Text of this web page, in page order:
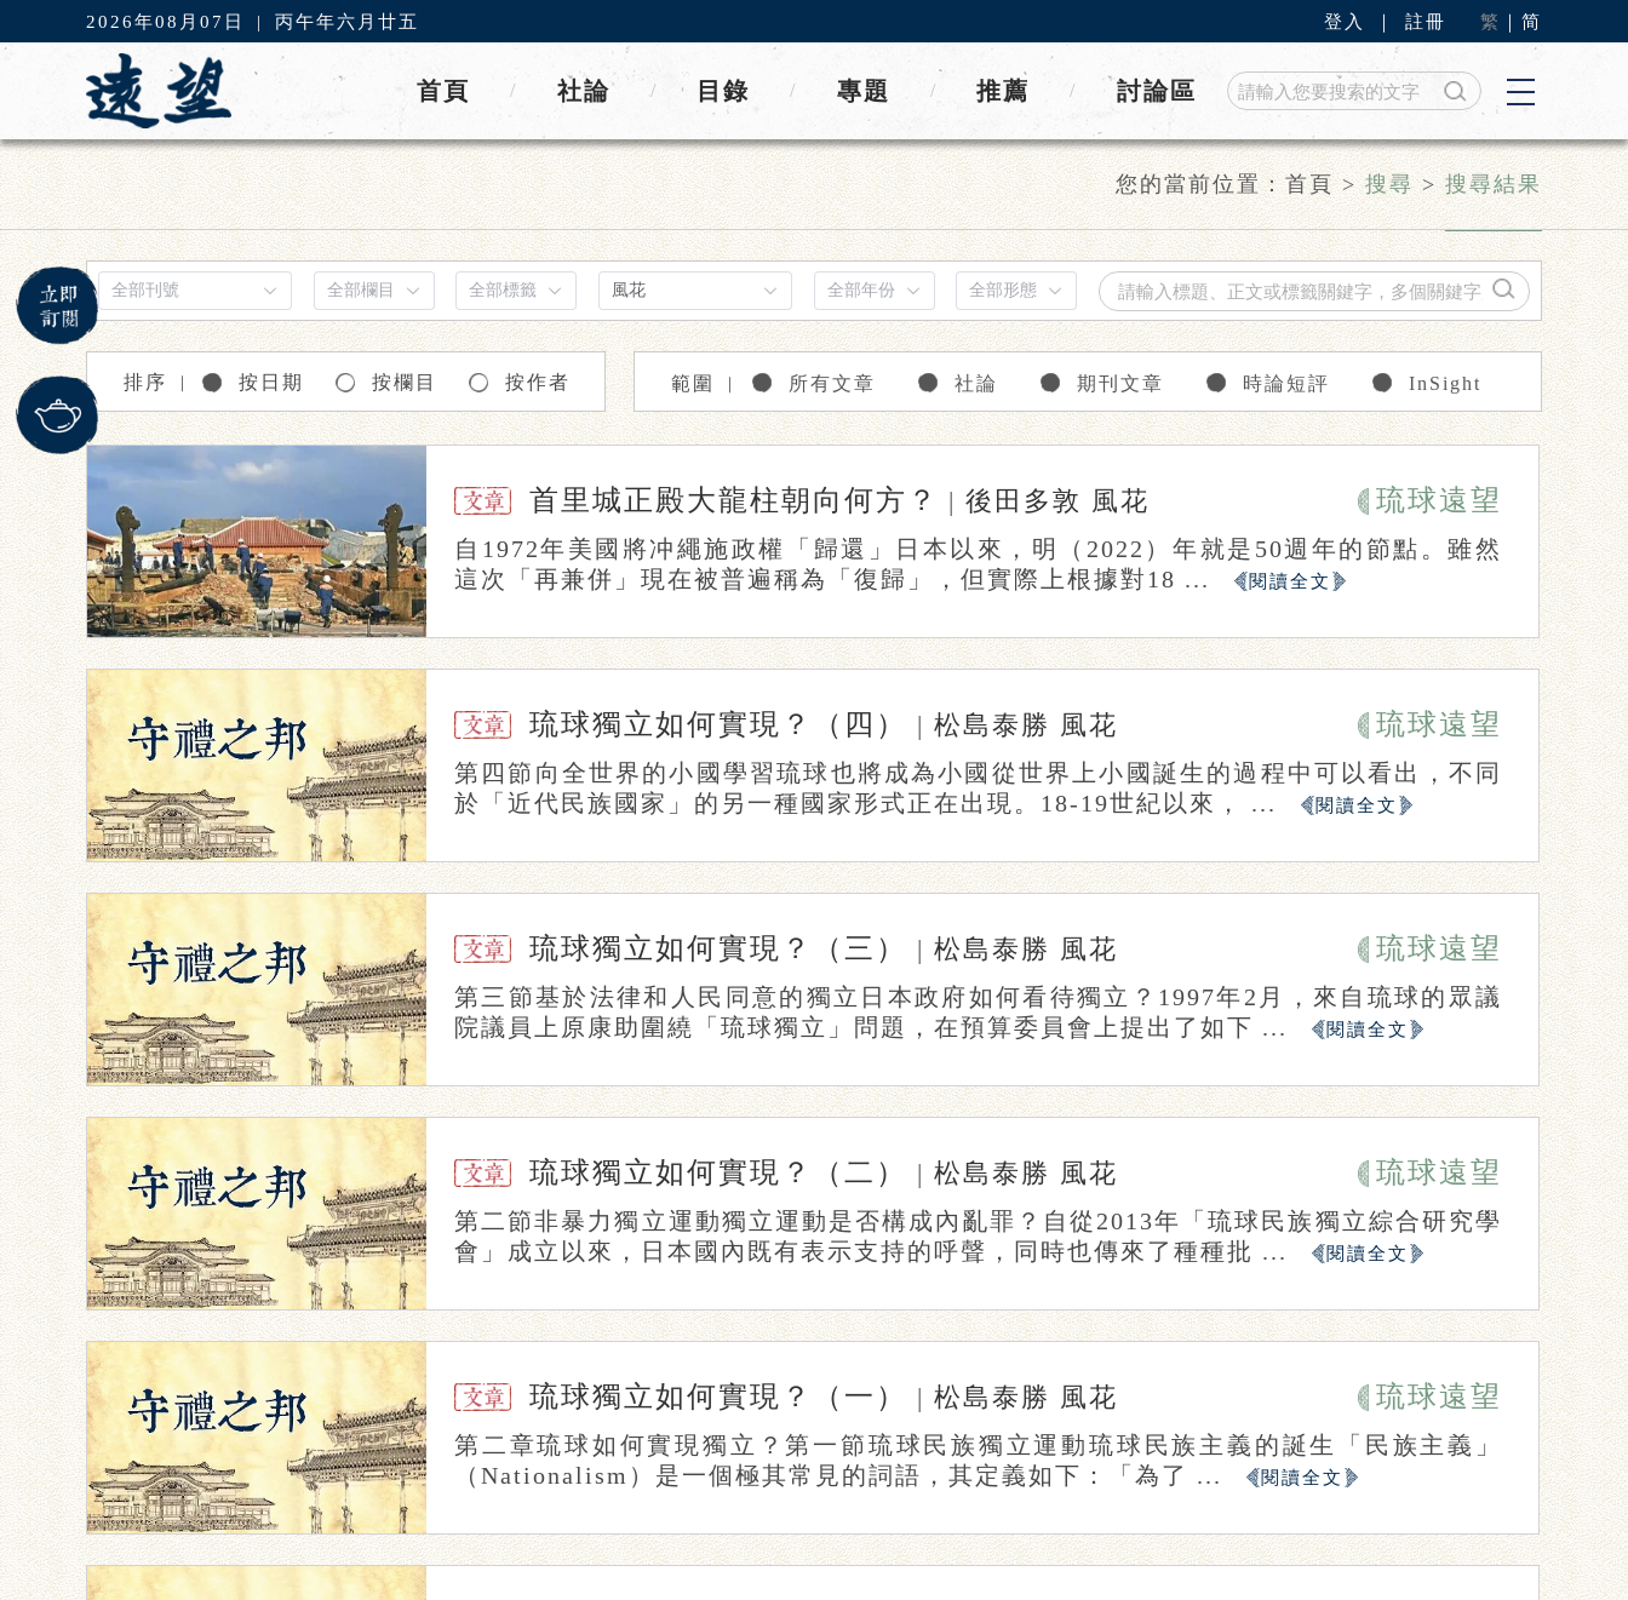
2026年08月07日 | 丙午年六月廿五 登入 註冊 繁 简
首頁 / 社論 / 目錄 / 專題 / 推薦 / 討論區
您的當前位置：首頁>搜尋>搜尋結果
排序 ｜ 按日期 按欄目 按作者 範圍 ｜ 所有文章 社論 期刊文章 時論短評 InSight
首里城正殿大龍柱朝向何方？ | 後田多敦 風花 琉球遠望
自1972年美國將冲繩施政權「歸還」日本以來，明（2022）年就是50週年的節點。雖然
這次「再兼併」現在被普遍稱為「復歸」，但實際上根據對18 ...
閱讀全文
琉球獨立如何實現？（四） | 松島泰勝 風花 琉球遠望
第四節向全世界的小國學習琉球也將成為小國從世界上小國誕生的過程中可以看出，不同
於「近代民族國家」的另一種國家形式正在出現。18-19世紀以來， ...
閱讀全文
琉球獨立如何實現？（三） | 松島泰勝 風花 琉球遠望
第三節基於法律和人民同意的獨立日本政府如何看待獨立？1997年2月，來自琉球的眾議
院議員上原康助圍繞「琉球獨立」問題，在預算委員會上提出了如下 ...
閱讀全文
琉球獨立如何實現？（二） | 松島泰勝 風花 琉球遠望
第二節非暴力獨立運動獨立運動是否構成內亂罪？自從2013年「琉球民族獨立綜合研究學
會」成立以來，日本國內既有表示支持的呼聲，同時也傳來了種種批 ...
閱讀全文
琉球獨立如何實現？（一） | 松島泰勝 風花 琉球遠望
第二章琉球如何實現獨立？第一節琉球民族獨立運動琉球民族主義的誕生「民族主義」
（Nationalism）是一個極其常見的詞語，其定義如下：「為了 ...
閱讀全文